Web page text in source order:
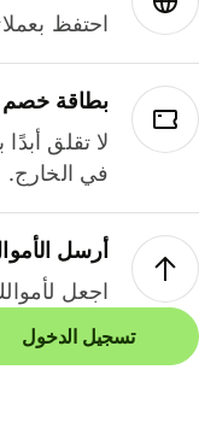
احتفظ
بطاقة خصم
لا تقلق
في الخارج.
أرسل
اجعل
تسجيل الدخول